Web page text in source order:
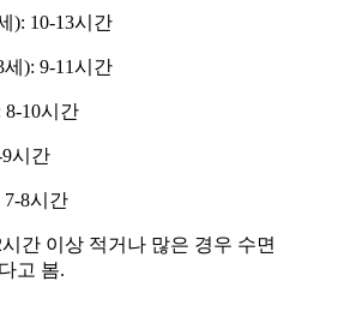
): 10-13시간
): 9-11시간
8-10시간
시간
7-8시간
간 이상 적거나 많은 경우 수면
고 봄.